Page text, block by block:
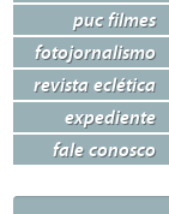
puc filmes
fotojornalismo
revista eclética
expediente
fale conosco